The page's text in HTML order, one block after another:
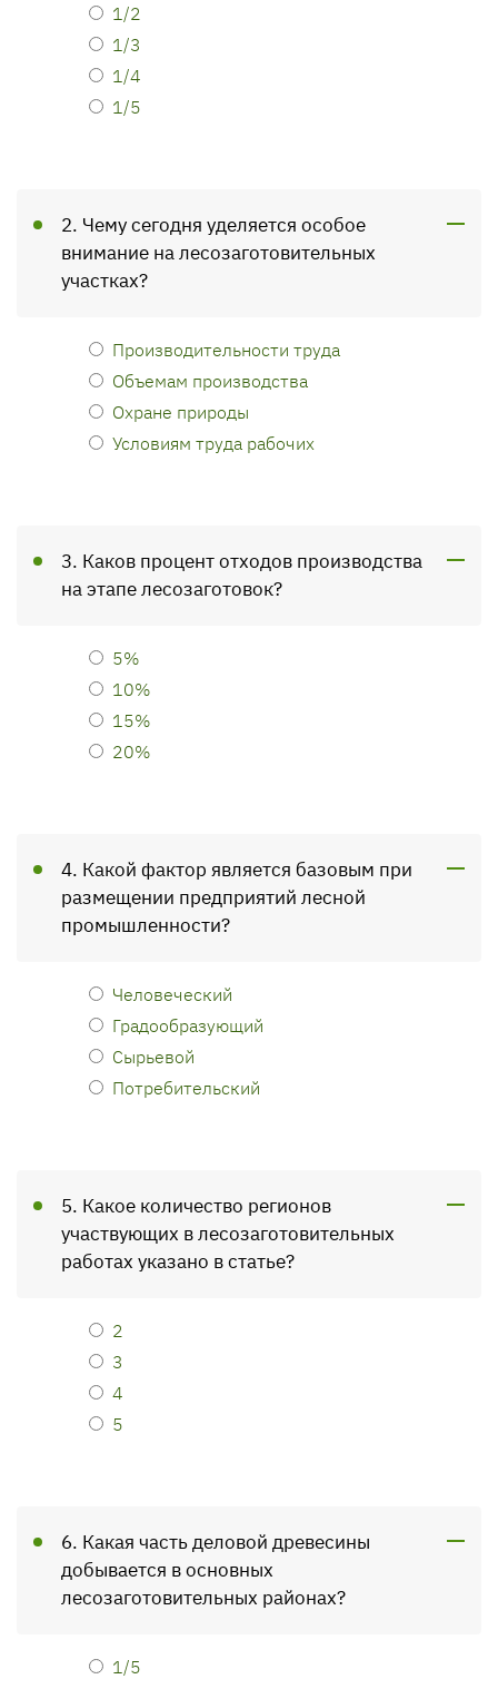
1/2
1/3
1/4
1/5
2. Чему сегодня уделяется особое
внимание на лесозаготовительных
участках?
Производительности труда
Объемам производства
Охране природы
Условиям труда рабочих
3. Каков процент отходов производства
на этапе лесозаготовок?
5%
10%
15%
20%
4. Какой фактор является базовым при
размещении предприятий лесной
промышленности?
Человеческий
Градообразующий
Сырьевой
Потребительский
5. Какое количество регионов
участвующих в лесозаготовительных
работах указано в статье?
2
3
4
5
6. Какая часть деловой древесины
добывается в основных
лесозаготовительных районах?
1/5